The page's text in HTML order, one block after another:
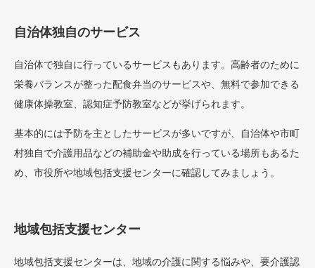
自治体独自のサービス
自治体で独自に行っているサービスもあります。高齢者のために
栄養バランスが整った配食弁当のサービスや、無料で参加できる
健康体操教室、認知症予防教室などが挙げられます。
基本的には予防を主としたサービスが多いですが、自治体や市町
村独自で介護用品などの補助金や助成を行っている場所もあるた
め、市役所や地域包括支援センターに確認してみましょう。
地域包括支援センター
地域包括支援センターは、地域の介護に関する悩みや、要介護認